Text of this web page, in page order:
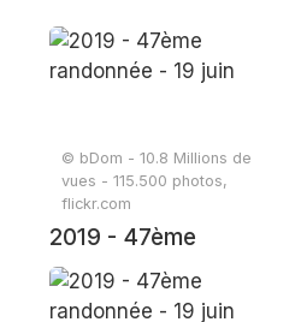
© bDom - 10.8 Millions de
vues - 115.500 photos,
flickr.com
2019 - 47ème
randonnée - 19 juin